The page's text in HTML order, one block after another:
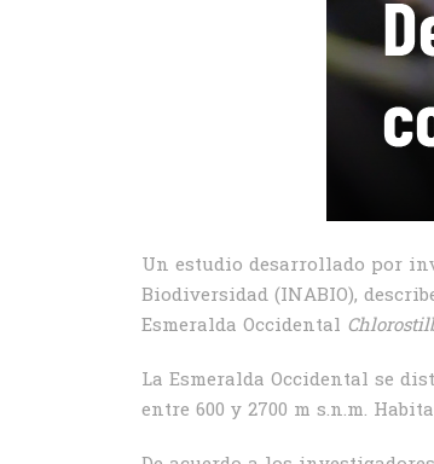
Un estudio desarrollado por
Biodiversidad (INABIO),
Esmeralda Occidental
La Esmeralda Occidental se
entre 600 y 2700 m s.n.m.